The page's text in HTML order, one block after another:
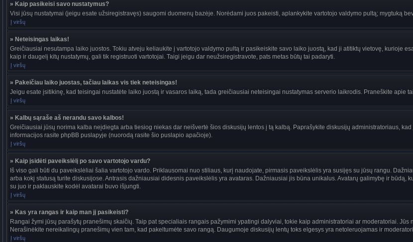
» Kaip pasikeisi savo nustatymus?
Visi jūsų nustatymai (jeigu esate užsiregistravęs) saugomi duomenų bazėje. Norėdami juos pakeisti, aplankykite vartotojo valdymo pultą; mygtuką
Į viršų
» Neteisingas laikas!
Greičiausiai nesutampa laiko juostos. Tokiu atveju keliaukite į vartotojo valdymo pultą ir pasikeiskite savo laiko juostą, kad ji atitiktų vietovę, kurioje
kaip ir daugelį kitų nustatymų, gali tik registruoti vartotojai. Taigi jeigu dar neužsiregistravote, pats metas būtų tai padaryti.
Į viršų
» Pakeičiau laiko juostas, tačiau laikas vis tiek neteisingas!
Jeigu esate įsitikinę, kad teisingai nustatėte laiko juostą ir vasaros laiką, tada greičiausiai neteisingai nustatymas serverio laikrodis. Praneškite apie
Į viršų
» Kalbų sąraše aš nerandu savo kalbos!
Greičiausiai jūsų norima kalba neįdiegta arba tiesiog niekas dar neišvertė šios diskusijų lentos į tą kalbą. Paprašykite diskusijų administratoriaus,
informacijos rasite phpBB puslapyje (nuorodą rasite šio puslapio apačioje).
Į viršų
» Kaip įsidėti paveikslėlį po savo vartotojo vardu?
Iš viso gali būti du paveikslėliai šalia vartotojo vardo. Priklausomai nuo stiliaus, kurį naudojate, pirmasis paveikslėlis yra susijęs su jūsų rangu.
arba kokį statusą turite diskusijose. Antrasis dažniausiai didesnis paveikslėlis yra avataras. Dažniausiai jis būna unikalus. Avatarų galimybę ir
su juo ir paklauskite kodėl avatarai buvo išjungti.
Į viršų
» Kas yra rangas ir kaip man jį pasikeisti?
Rangai žymi jūsų parašytų pranešimų skaičių. Taip pat specialiais rangais pažymimi ypatingi dalyviai, tokie kaip administratoriai ar moderatoriai.
Nerašinėkite nereikalingų pranešimų vien tam, kad pakeltumėte savo rangą. Daugumoje diskusijų lentų toks elgesys yra netoleruojamas ir
Į viršų